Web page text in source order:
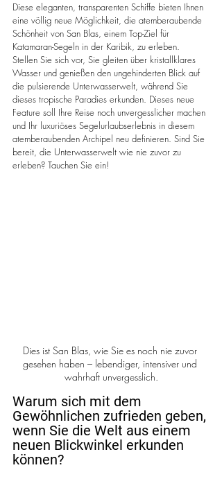
Diese eleganten, transparenten Schiffe bieten Ihnen
eine völlig neue Möglichkeit, die atemberaubende
Schönheit von San Blas, einem Top-Ziel für
Katamaran-Segeln in der Karibik, zu erleben.
Stellen Sie sich vor, Sie gleiten über kristallklares
Wasser und genießen den ungehinderten Blick auf
die pulsierende Unterwasserwelt, während Sie
dieses tropische Paradies erkunden. Dieses neue
Feature soll Ihre Reise noch unvergesslicher machen
und Ihr luxuriöses Segelurlaubserlebnis in diesem
atemberaubenden Archipel neu definieren. Sind Sie
bereit, die Unterwasserwelt wie nie zuvor zu
erleben? Tauchen Sie ein!
Dies ist San Blas, wie Sie es noch nie zuvor
gesehen haben – lebendiger, intensiver und
wahrhaft unvergesslich.
Warum sich mit dem
Gewöhnlichen zufrieden geben,
wenn Sie die Welt aus einem
neuen Blickwinkel erkunden
können?